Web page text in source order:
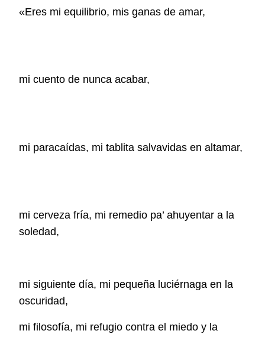
«Eres mi equilibrio, mis ganas de amar,
mi cuento de nunca acabar,
mi paracaídas, mi tablita salvavidas en altamar,
mi cerveza fría, mi remedio pa’ ahuyentar a la
soledad,
mi siguiente día, mi pequeña luciérnaga en la
oscuridad,
mi filosofía, mi refugio contra el miedo y la